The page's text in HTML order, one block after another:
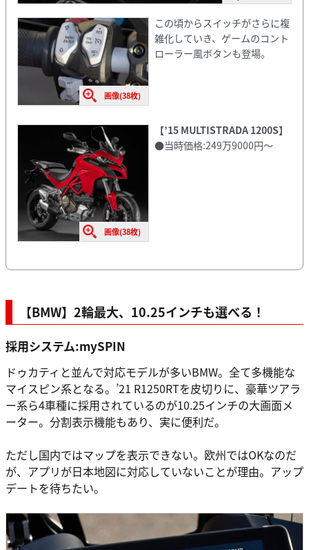
画像(38枚)
この頃からスイッチがさらに複
雑化していき、ゲームのコント
ローラー風ボタンも登場。
画像(38枚)
【’15 MULTISTRADA 1200S】
●当時価格:249万9000円～
【BMW】2輪最大、10.25インチも選べる！
採用システム:mySPIN
ドゥカティと並んで対応モデルが多いBMW。全て多機能な
マイスピン系となる。’21 R1250RTを皮切りに、豪華ツアラ
ー系ら4車種に採用されているのが10.25インチの大画面メ
ーター。分割表示機能もあり、実に便利だ。
ただし国内ではマップを表示できない。欧州ではOKなのだ
が、アプリが日本地図に対応していないことが理由。アップ
デートを待ちたい。